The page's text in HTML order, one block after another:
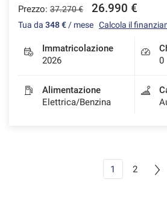
Prezzo: 37.270 € 26.990 €
Tua da 348 € / mese Calcola il
Immatricolazione
2026
0
Alimentazione
Elettrica/Benzina
1 2